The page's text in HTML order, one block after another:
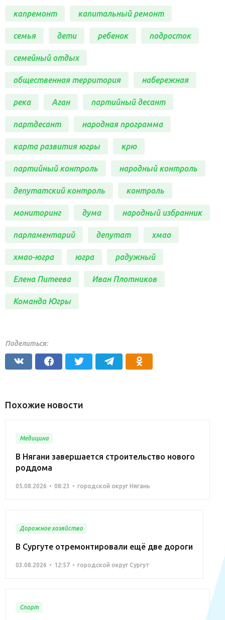
капремонт капитальный ремонт
семья дети ребенок подросток
семейный отдых
общественная территория набережная
река Аган партийный десант
партдесант народная программа
карта развития югры крю
партийный контроль народный контроль
депутатский контроль контроль
мониторинг дума народный избранник
парламентарий депутат хмао
хмао-югра югра радужный
Елена Питеева Иван Плотников
Команда Югры
Поделиться:
Похожие новости
Медицина
В Нягани завершается строительство нового
роддома
05.08.2026 08:23 городской округ Нягань
Дорожное хозяйство
В Сургуте отремонтировали ещё две дороги
03.08.2026 12:57 городской округ Сургут
Спорт